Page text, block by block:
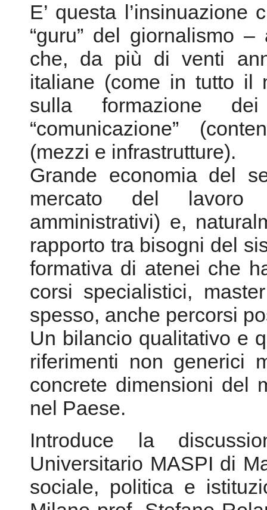
E’ questa
“guru” del giornalismo
che, da più di venti
italiane (come in tutto il
sulla formazione
“comunicazione”
(mezzi e infrastrutture).
Grande economia del
mercato del lavoro
amministrativi) e,
rapporto tra bisogni del
formativa di atenei che
corsi specialistici,
spesso, anche percorsi
Un bilancio qualitativo e
riferimenti non generici
concrete dimensioni del
nel Paese.
Introduce la
Universitario MASPI di
sociale, politica e